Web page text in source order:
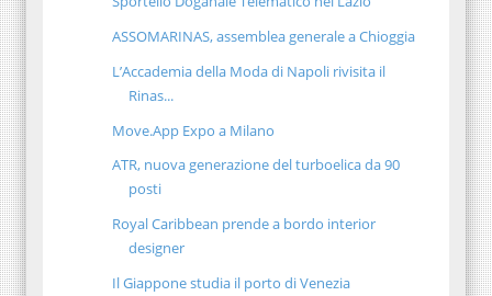
ASSOMARINAS, assemblea generale a Chioggia
L’Accademia della Moda di Napoli rivisita il
Rinas...
Move.App Expo a Milano
ATR, nuova generazione del turboelica da 90
posti
Royal Caribbean prende a bordo interior
designer
Il Giappone studia il porto di Venezia